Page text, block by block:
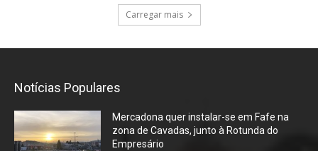
Carregar mais
Notícias Populares
Mercadona quer instalar-se em Fafe na
zona de Cavadas, junto à Rotunda do
Empresário